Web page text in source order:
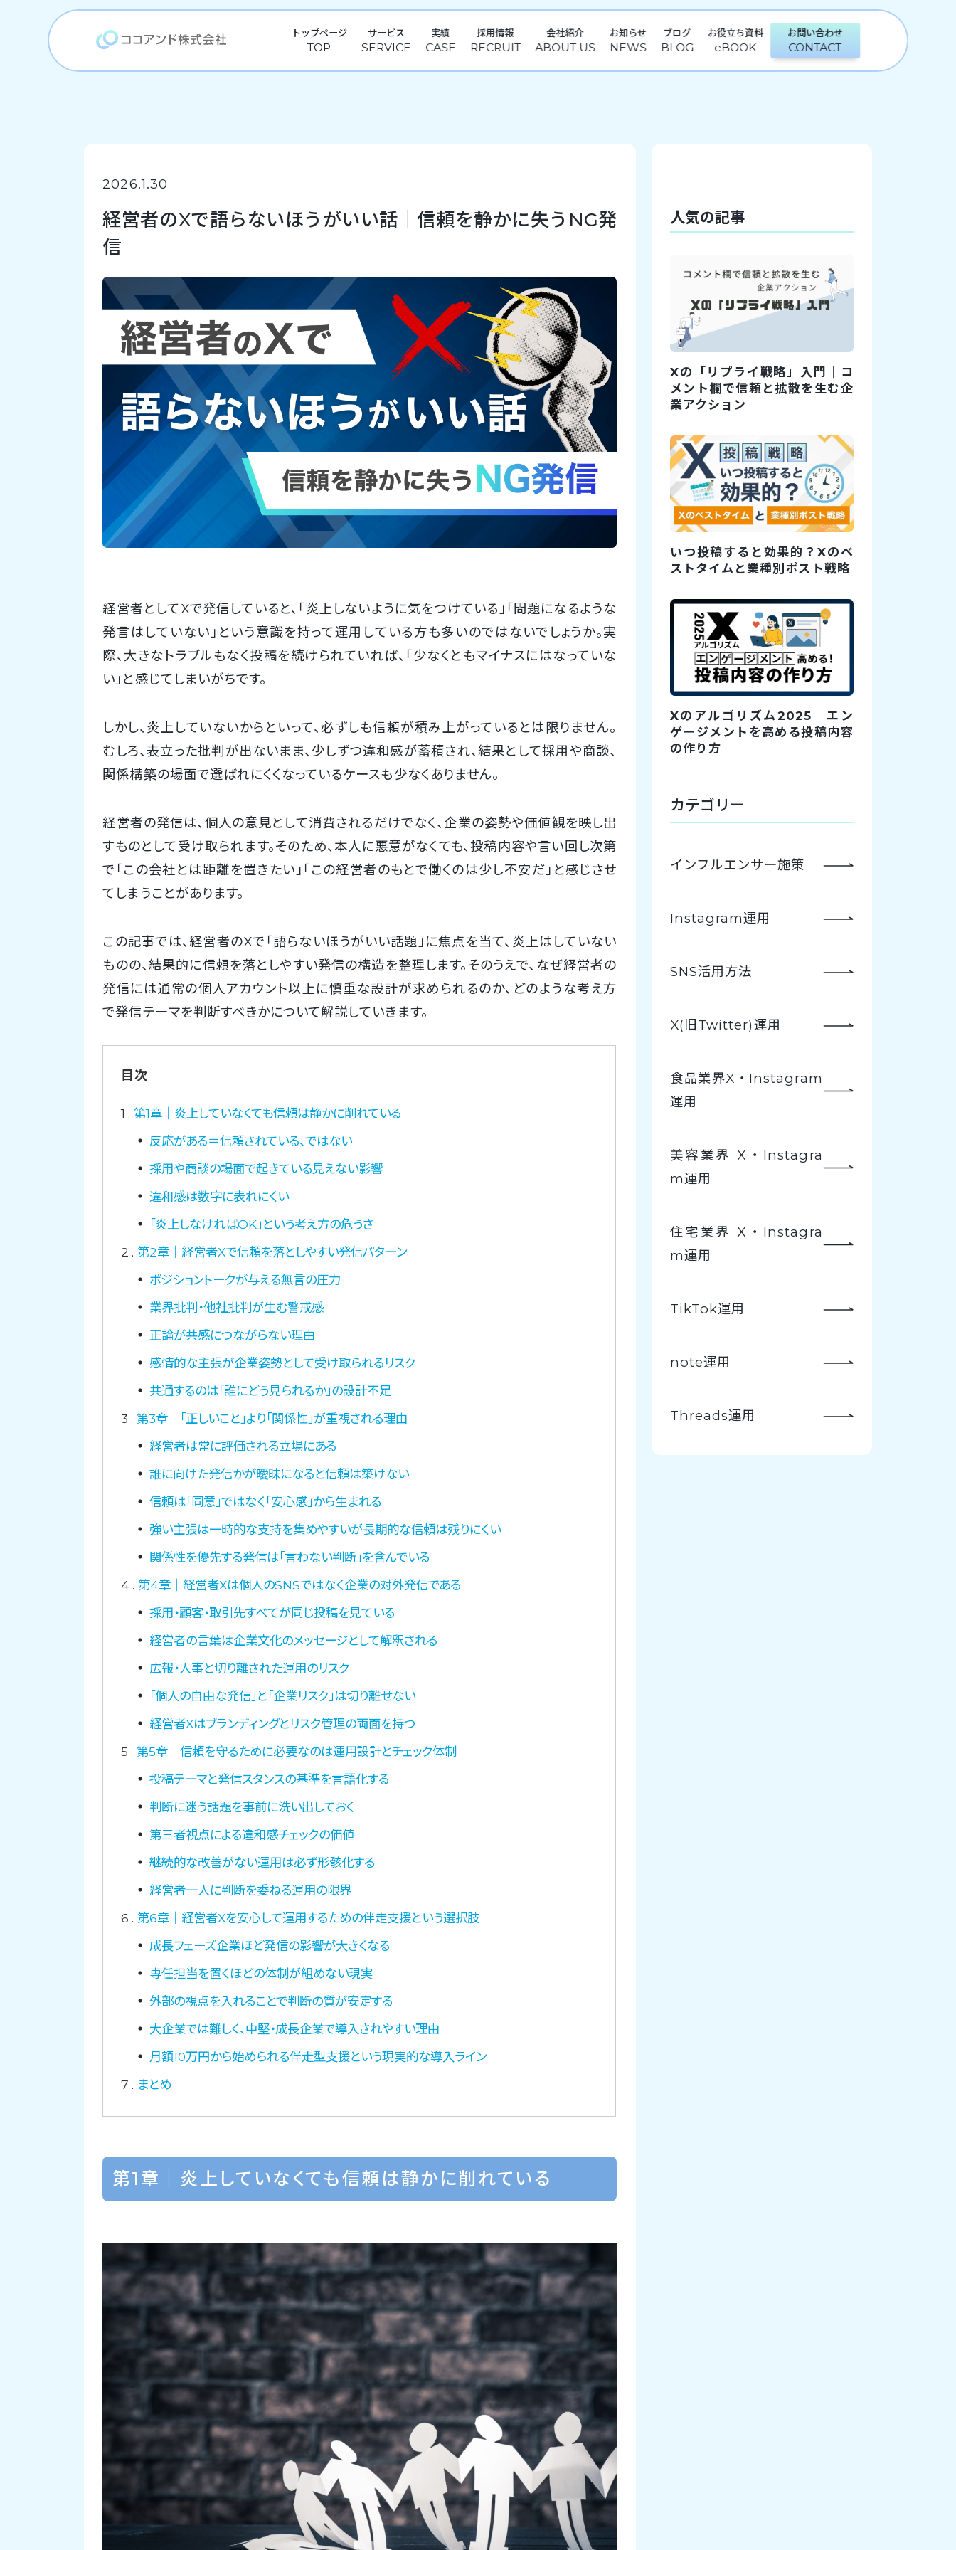
トップページ サービス 実績 採用情報 会社紹介 お知らせ ブログ お役立ち資料 お問い合わせ
2026.1.30
経営者のXで語らないほうがいい話｜信頼を静かに失うNG発
信
経営者としてXで発信していると、「炎上しないように気をつけている」「問題になるような
発言はしていない」という意識を持って運用している方も多いのではないでしょうか。実
際、大きなトラブルもなく投稿を続けられていれば、「少なくともマイナスにはなっていな
い」と感じてしまいがちです。
しかし、炎上していないからといって、必ずしも信頼が積み上がっているとは限りません。
むしろ、表立った批判が出ないまま、少しずつ違和感が蓄積され、結果として採用や商談、
関係構築の場面で選ばれにくくなっているケースも少なくありません。
経営者の発信は、個人の意見として消費されるだけでなく、企業の姿勢や価値観を映し出
すものとして受け取られます。そのため、本人に悪意がなくても、投稿内容や言い回し次第
で「この会社とは距離を置きたい」「この経営者のもとで働くのは少し不安だ」と感じさせ
てしまうことがあります。
この記事では、経営者のXで「語らないほうがいい話題」に焦点を当て、炎上はしていない
ものの、結果的に信頼を落としやすい発信の構造を整理します。そのうえで、なぜ経営者の
発信には通常の個人アカウント以上に慎重な設計が求められるのか、どのような考え方
で発信テーマを判断すべきかについて解説していきます。
目次
1
第1章｜炎上していなくても信頼は静かに削れている
反応がある＝信頼されている、ではない
採用や商談の場面で起きている見えない影響
違和感は数字に表れにくい
「炎上しなければOK」という考え方の危うさ
2
第2章｜経営者Xで信頼を落としやすい発信パターン
ポジショントークが与える無言の圧力
業界批判・他社批判が生む警戒感
正論が共感につながらない理由
感情的な主張が企業姿勢として受け取られるリスク
共通するのは「誰にどう見られるか」の設計不足
3
第3章｜「正しいこと」より「関係性」が重視される理由
経営者は常に評価される立場にある
誰に向けた発信かが曖昧になると信頼は築けない
信頼は「同意」ではなく「安心感」から生まれる
強い主張は一時的な支持を集めやすいが長期的な信頼は残りにくい
関係性を優先する発信は「言わない判断」を含んでいる
4 第4章｜経営者Xは個人のSNSではなく企業の対外発信である
採用・顧客・取引先すべてが同じ投稿を見ている
経営者の言葉は企業文化のメッセージとして解釈される
広報・人事と切り離された運用のリスク
「個人の自由な発信」と「企業リスク」は切り離せない
経営者Xはブランディングとリスク管理の両面を持つ
5
第5章｜信頼を守るために必要なのは運用設計とチェック体制
投稿テーマと発信スタンスの基準を言語化する
判断に迷う話題を事前に洗い出しておく
第三者視点による違和感チェックの価値
継続的な改善がない運用は必ず形骸化する
経営者一人に判断を委ねる運用の限界
6
第6章｜経営者Xを安心して運用するための伴走支援という選択肢
成長フェーズ企業ほど発信の影響が大きくなる
専任担当を置くほどの体制が組めない現実
外部の視点を入れることで判断の質が安定する
大企業では難しく、中堅・成長企業で導入されやすい理由
月額10万円から始められる伴走型支援という現実的な導入ライン
7
まとめ
第1章｜炎上していなくても信頼は静かに削れている
人気の記事
Xの「リプライ戦略」入門｜コ
メント欄で信頼と拡散を生む企
業アクション
いつ投稿すると効果的？Xのベ
ストタイムと業種別ポスト戦略
Xのアルゴリズム2025｜エン
ゲージメントを高める投稿内容
の作り方
カテゴリー
インフルエンサー施策
Instagram運用
SNS活用方法
X(旧Twitter)運用
食品業界X・Instagram
運用
美容業界 X・Instagra
m運用
住宅業界 X・Instagra
m運用
TikTok運用
note運用
Threads運用